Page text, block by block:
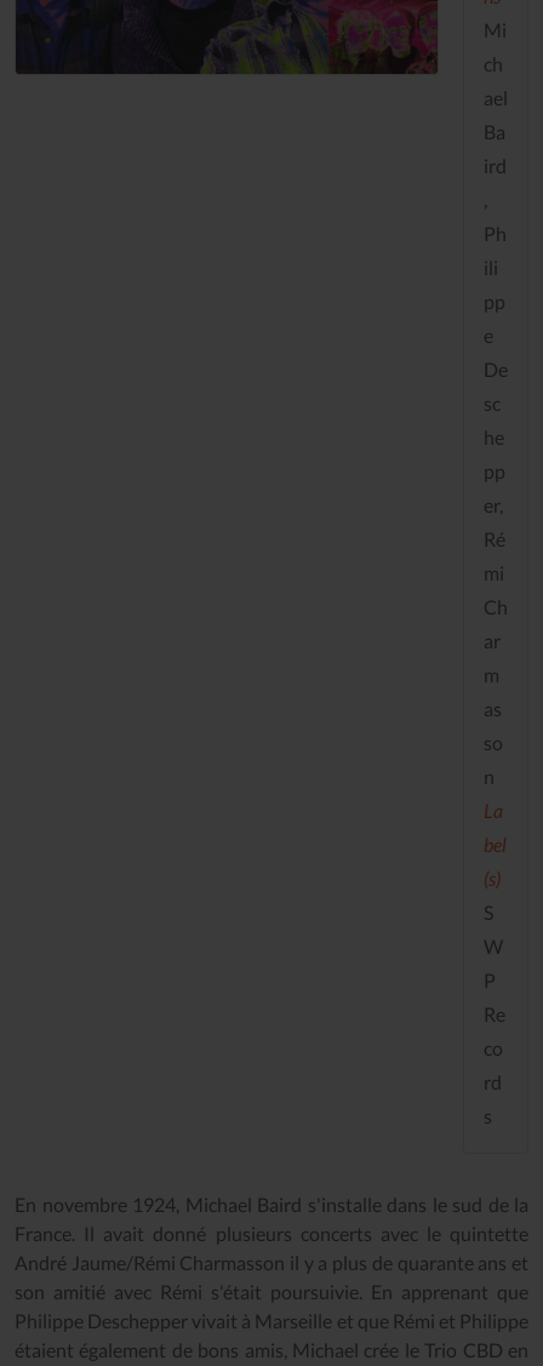
Mi
ch
ael
Ba
ird
,
Ph
ili
pp
e
De
sc
he
pp
er,
Ré
mi
Ch
ar
m
as
so
n
La
bel
(s)
S
W
P
Re
co
rd
s
En novembre 1924, Michael Baird s'installe dans le sud de la
France. Il avait donné plusieurs concerts avec le quintette
André Jaume/Rémi Charmasson il y a plus de quarante ans et
son amitié avec Rémi s'était poursuivie. En apprenant que
Philippe Deschepper vivait à Marseille et que Rémi et Philippe
étaient également de bons amis, Michael crée le Trio CBD en